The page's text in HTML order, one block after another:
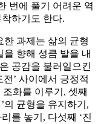
번에 풀기 어려운 역
하기도 한다.
한 과제는 삶의 균형
향해 성큼 발을 내
공감을 불러일으킨
전’ 사이에서 긍정적
조화를 이루기, 셋째
의 균형을 유지하기,
를 놓기, 다섯째 ‘진